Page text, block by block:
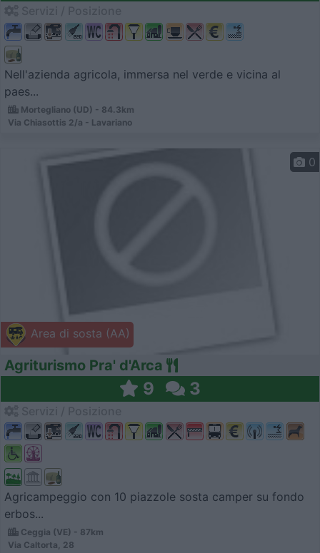
Nell'azienda agricola, immersa nel verde e vicina al
paes...
Mortegliano (UD) - 84.3km
Via Chiasottis 2/a - Lavariano
Area di sosta (AA)
0
Agriturismo Pra' d'Arca
9 3
Agricampeggio con 10 piazzole sosta camper su fondo
erbos...
Ceggia (VE) - 87km
Via Caltorta, 28